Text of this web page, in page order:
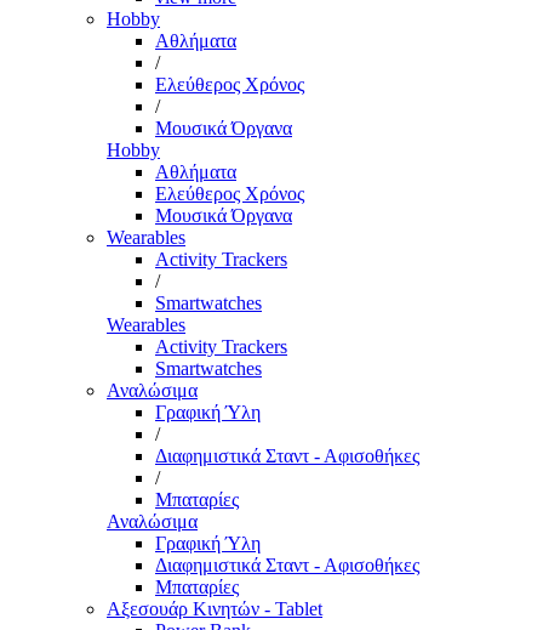
Hobby
Αθλήματα
/
Ελεύθερος Χρόνος
/
Μουσικά Όργανα
Hobby
Αθλήματα
Ελεύθερος Χρόνος
Μουσικά Όργανα
Wearables
Activity Trackers
/
Smartwatches
Wearables
Activity Trackers
Smartwatches
Αναλώσιμα
Γραφική Ύλη
/
Διαφημιστικά Σταντ - Αφισοθήκες
/
Μπαταρίες
Αναλώσιμα
Γραφική Ύλη
Διαφημιστικά Σταντ - Αφισοθήκες
Μπαταρίες
Αξεσουάρ Κινητών - Tablet